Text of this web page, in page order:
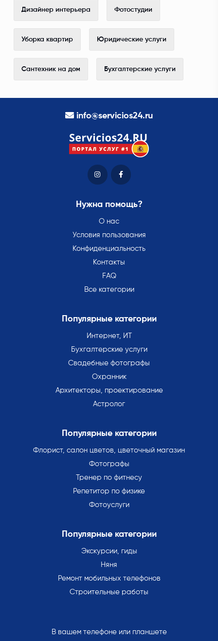
Дизайнер интерьера Фотостудии
Уборка квартир Юридические услуги
Сантехник на дом Бухгалтерские услуги
info@servicios24.ru
Нужна помощь?
О нас
Условия пользования
Конфиденциальность
Контакты
FAQ
Все категории
Популярные категории
Интернет, ИТ
Бухгалтерские услуги
Свадебные фотографы
Охранник
Архитекторы, проектирование
Астролог
Популярные категории
Флорист, салон цветов, цветочный магазин
Фотографы
Тренер по фитнесу
Репетитор по физике
Фотоуслуги
Популярные категории
Экскурсии, гиды
Няня
Ремонт мобильных телефонов
Строительные работы
В вашем телефоне или планшете